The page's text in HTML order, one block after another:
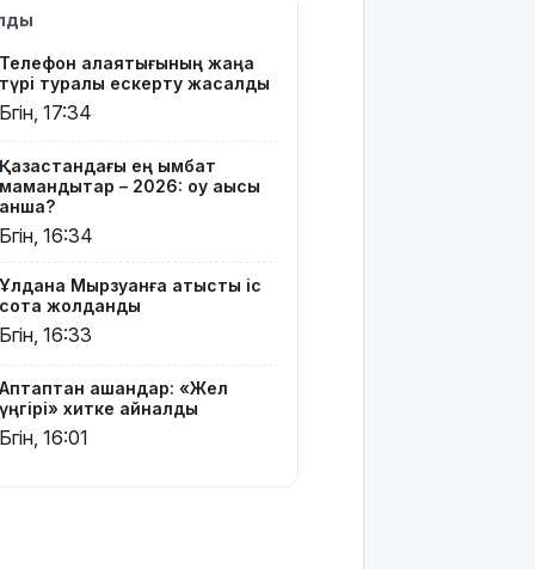
болып
Грант
иегерлерінің
шықты
Белгілі
блогер
былапыт
сөз
айтқаны
қамауға
алынды
Телефон алаяқтығының жаңа
түрі туралы ескерту жасалды
Бүгін, 17:34
Қазақстандағы ең қымбат
мамандықтар – 2026: оқу ақысы
қанша?
Бүгін, 16:34
Ұлдана Мырзуанға қатысты іс
сотқа жолданды
Бүгін, 16:33
Аптаптан қашқандар: «Жел
үңгірі» хитке айналды
Бүгін, 16:01